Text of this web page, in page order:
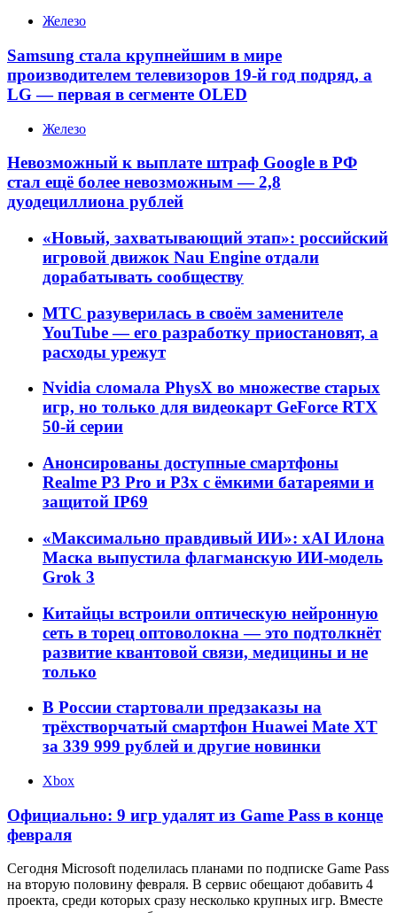
Железо
Samsung стала крупнейшим в мире
производителем телевизоров 19-й год подряд, а
LG — первая в сегменте OLED
Железо
Невозможный к выплате штраф Google в РФ
стал ещё более невозможным — 2,8
дуодециллиона рублей
«Новый, захватывающий этап»: российский
игровой движок Nau Engine отдали
дорабатывать сообществу
МТС разуверилась в своём заменителе
YouTube — его разработку приостановят, а
расходы урежут
Nvidia сломала PhysX во множестве старых
игр, но только для видеокарт GeForce RTX
50-й серии
Анонсированы доступные смартфоны
Realme P3 Pro и P3x с ёмкими батареями и
защитой IP69
«Максимально правдивый ИИ»: xAI Илона
Маска выпустила флагманскую ИИ-модель
Grok 3
Китайцы встроили оптическую нейронную
сеть в торец оптоволокна — это подтолкнёт
развитие квантовой связи, медицины и не
только
В России стартовали предзаказы на
трёхстворчатый смартфон Huawei Mate XT
за 339 999 рублей и другие новинки
Xbox
Официально: 9 игр удалят из Game Pass в конце
февраля
Сегодня Microsoft поделилась планами по подписке Game Pass
на вторую половину февраля. В сервис обещают добавить 4
проекта, среди которых сразу несколько крупных игр. Вместе